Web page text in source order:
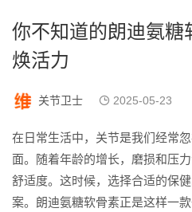
你不知道的朗迪氨糖
焕活力
关节卫士 2025-05-23
在日常生活中，关节是我们经常
面。随着年龄的增长，磨损和压
舒适度。这时候，选择合适的保
案。朗迪氨糖软骨素正是这样一